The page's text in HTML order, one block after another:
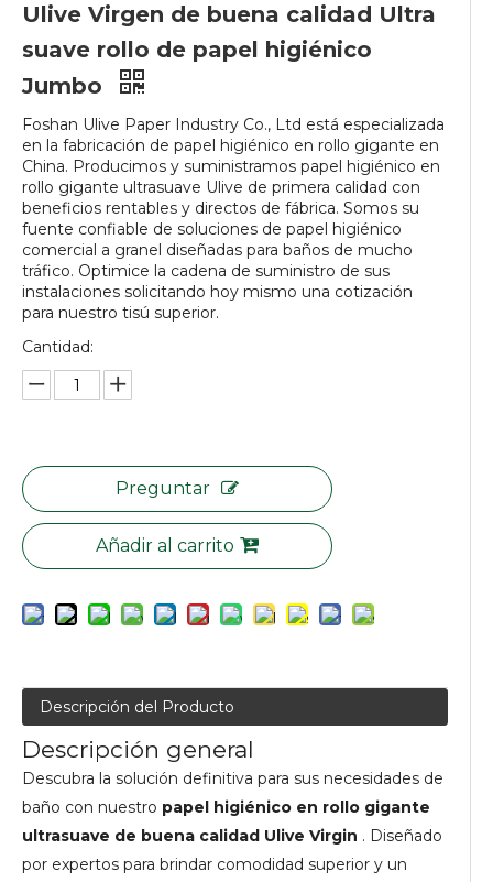
Ulive Virgen de buena calidad Ultra
suave rollo de papel higiénico
Jumbo
Foshan Ulive Paper Industry Co., Ltd está especializada
en la fabricación de papel higiénico en rollo gigante en
China. Producimos y suministramos papel higiénico en
rollo gigante ultrasuave Ulive de primera calidad con
beneficios rentables y directos de fábrica. Somos su
fuente confiable de soluciones de papel higiénico
comercial a granel diseñadas para baños de mucho
tráfico. Optimice la cadena de suministro de sus
instalaciones solicitando hoy mismo una cotización
para nuestro tisú superior.
Cantidad:
Preguntar
Añadir al carrito
Descripción del Producto
Descripción general
Descubra la solución definitiva para sus necesidades de
baño con nuestro papel higiénico en rollo gigante
ultrasuave de buena calidad Ulive Virgin . Diseñado
por expertos para brindar comodidad superior y un